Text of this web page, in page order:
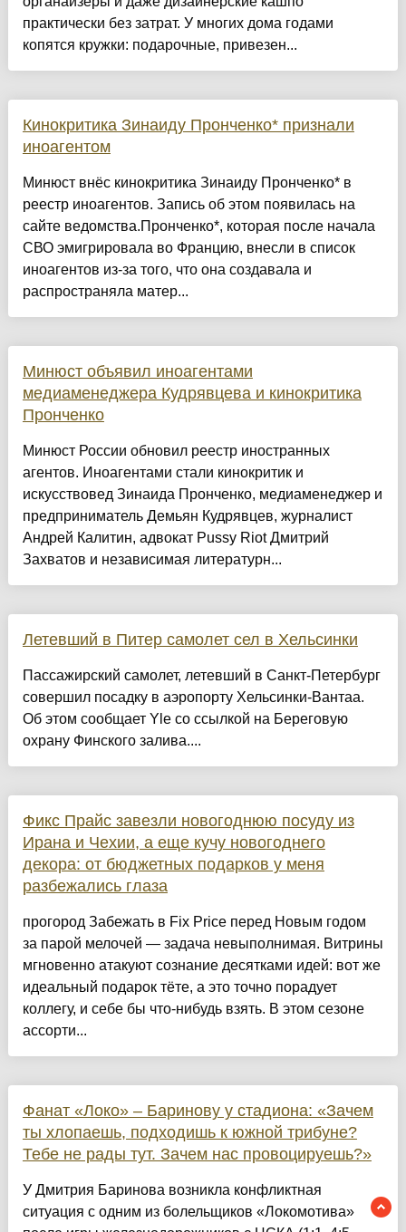
практически без затрат. У многих дома годами
копятся кружки: подарочные, привезен...
Кинокритика Зинаиду Пронченко* признали
иноагентом
Минюст внёс кинокритика Зинаиду Пронченко* в
реестр иноагентов. Запись об этом появилась на
сайте ведомства.Пронченко*, которая после начала
СВО эмигрировала во Францию, внесли в список
иноагентов из-за того, что она создавала и
распространяла матер...
Минюст объявил иноагентами
медиаменеджера Кудрявцева и кинокритика
Пронченко
Минюст России обновил реестр иностранных
агентов. Иноагентами стали кинокритик и
искусствовед Зинаида Пронченко, медиаменеджер и
предприниматель Демьян Кудрявцев, журналист
Андрей Калитин, адвокат Pussy Riot Дмитрий
Захватов и независимая литературн...
Летевший в Питер самолет сел в Хельсинки
Пассажирский самолет, летевший в Санкт-Петербург
совершил посадку в аэропорту Хельсинки-Вантаа.
Об этом сообщает Yle со ссылкой на Береговую
охрану Финского залива....
Фикс Прайс завезли новогоднюю посуду из
Ирана и Чехии, а еще кучу новогоднего
декора: от бюджетных подарков у меня
разбежались глаза
прогород Забежать в Fix Price перед Новым годом
за парой мелочей — задача невыполнимая. Витрины
мгновенно атакуют сознание десятками идей: вот же
идеальный подарок тёте, а это точно порадует
коллегу, и себе бы что-нибудь взять. В этом сезоне
ассорти...
Фанат «Локо» – Баринову у стадиона: «Зачем
ты хлопаешь, подходишь к южной трибуне?
Тебе не рады тут. Зачем нас провоцируешь?»
У Дмитрия Баринова возникла конфликтная
ситуация с одним из болельщиков «Локомотива»